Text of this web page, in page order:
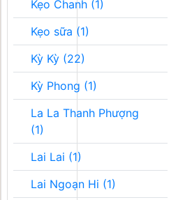
Kẹo Chanh (1)
Kẹo sữa (1)
Kỳ Kỳ (22)
Kỳ Phong (1)
La La Thanh Phượng
(1)
Lai Lai (1)
Lai Ngoạn Hi (1)